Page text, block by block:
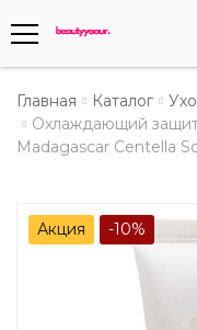
Телефоны
+375 (29) 8405655
+375 (29) 5487677
Контактный номер для
Главная Каталог
Охлаждающий
Madagascar Centella
Акция -10%